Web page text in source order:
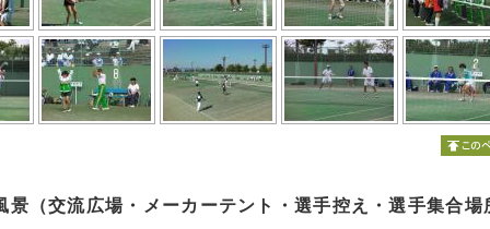
景（交流広場・メーカーテント・選手控え・選手集合場